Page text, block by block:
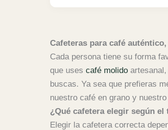
Cafeteras para café
Cada persona tiene su forma
que uses café molido artesanal,
buscas. Ya sea que prefieras
nuestro café en grano y
¿Qué cafetera elegir según
Elegir la cafetera correcta